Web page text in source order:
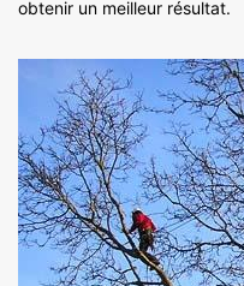
obtenir un meilleur résultat.